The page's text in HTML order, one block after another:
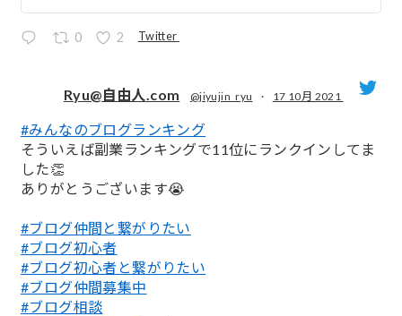
0 2 Twitter
;
Ryu@自由人.com @jiyujin_ryu · 17 10月 2021
#みんなのブログランキング
そういえば副業ランキングで11位にランクインしてま
した👏
ありがとうございます😭
#ブログ仲間と繋がりたい
#ブログ初心者
#ブログ初心者と繋がりたい
#ブログ仲間募集中
#ブログ相談